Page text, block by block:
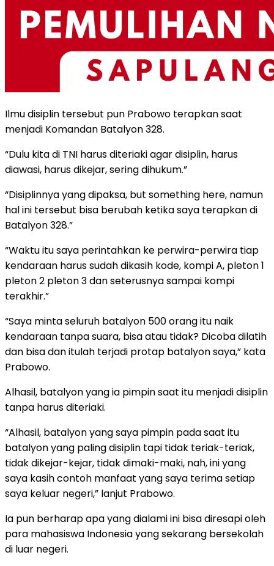
Ilmu disiplin tersebut pun Prabowo terapkan saat
menjadi Komandan Batalyon 328.
“Dulu kita di TNI harus diteriaki agar disiplin, harus
diawasi, harus dikejar, sering dihukum.”
“Disiplinnya yang dipaksa, but something here, namun
hal ini tersebut bisa berubah ketika saya terapkan di
Batalyon 328.”
“Waktu itu saya perintahkan ke perwira-perwira tiap
kendaraan harus sudah dikasih kode, kompi A, pleton 1
pleton 2 pleton 3 dan seterusnya sampai kompi
terakhir.”
“Saya minta seluruh batalyon 500 orang itu naik
kendaraan tanpa suara, bisa atau tidak? Dicoba dilatih
dan bisa dan itulah terjadi protap batalyon saya,” kata
Prabowo.
Alhasil, batalyon yang ia pimpin saat itu menjadi disiplin
tanpa harus diteriaki.
“Alhasil, batalyon yang saya pimpin pada saat itu
batalyon yang paling disiplin tapi tidak teriak-teriak,
tidak dikejar-kejar, tidak dimaki-maki, nah, ini yang
saya kasih contoh manfaat yang saya terima setiap
saya keluar negeri,” lanjut Prabowo.
Ia pun berharap apa yang dialami ini bisa diresapi oleh
para mahasiswa Indonesia yang sekarang bersekolah
di luar negeri.